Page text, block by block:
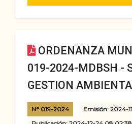
ORDENANZA
019-2024-MDBSH -
GESTION
N° 019-2024
Emisión: 2024-